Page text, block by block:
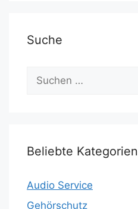
Suche
Suchen
nach:
Beliebte Kategorien
Audio Service
Gehörschutz